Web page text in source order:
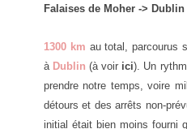
Falaises de Moher -> Dublin
1300 km au total, parcourus
à Dublin (à voir ici). Un
prendre notre temps, voire
détours et des arrêts non-
initial était bien moins fourni